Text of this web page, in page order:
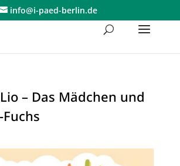
info@i-paed-berlin.de
– Das Mädchen und